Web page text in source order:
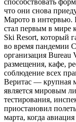
что они снова
Марото в
стал первым в мире
Ski Resort, который
во время пандемии
организация
размещения, кафе,
соблюдение всех
Веритас — крупная
является мировым
тестирования,
приостановил
марта, когда